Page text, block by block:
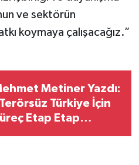
ve sektörün
koymaya çalışacağız.”
Metiner Yazdı:
Türkiye İçin
Etap Etap